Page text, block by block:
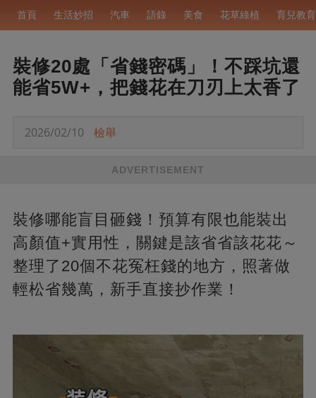
首頁 生活妙招 汽車 語錄 美食 花草綠植 育兒教育
裝修20處「省錢密碼」！不踩坑還
能省5W+，把錢花在刀刃上太香了
2026/02/10 檢舉
ADVERTISEMENT
裝修哪能盲目砸錢！預算有限也能裝出
高顏值+實用性，關鍵是該省省該花花～
整理了20個不花冤枉錢的地方，照著做
輕松省幾萬，新手直接抄作業！